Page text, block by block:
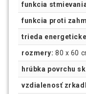
funkcia
funkcia proti
trieda
rozmery: 80 x 60
hrúbka povrchu
vzdialenosť